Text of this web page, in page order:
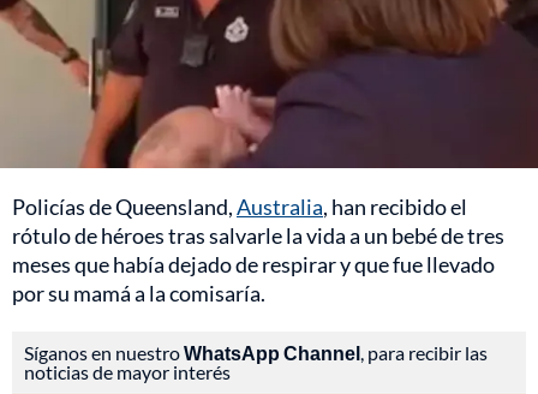
Policías de Queensland,Australia, han recibido el
rótulo de héroes tras salvarle la vida a un bebé de tres
meses que había dejado de respirar y que fue llevado
por su mamá a la comisaría.
Síganos en nuestroWhatsApp Channel, para recibir las
noticias de mayor interés